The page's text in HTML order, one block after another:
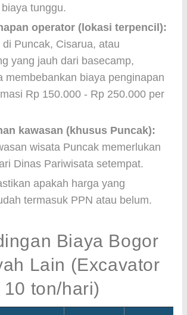
tunggu.
operator (lokasi terpencil):
Puncak, Cisarua, atau
yang jauh dari basecamp,
membebankan biaya penginapan
Rp 150.000 - Rp 250.000 per
kawasan (khusus Puncak):
wisata Puncak memerlukan
Dinas Pariwisata setempat.
apakah harga yang
termasuk PPN atau belum.
Biaya Bogor
Lain (Excavator
ton/hari)